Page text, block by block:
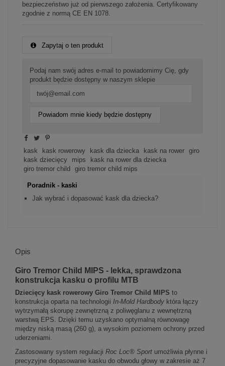
bezpieczeństwo już od pierwszego założenia. Certyfikowany
zgodnie z normą CE EN 1078.
Zapytaj o ten produkt
Podaj nam swój adres e-mail to powiadomimy Cię, gdy
produkt będzie dostępny w naszym sklepie
Powiadom mnie kiedy będzie dostępny
kask kask rowerowy kask dla dziecka kask na rower
giro
kask dziecięcy
mips
kask na rower dla dziecka
giro tremor child
giro tremor child mips
Poradnik - kaski
Jak wybrać i dopasować kask dla dziecka?
Opis
Giro Tremor Child MIPS - lekka, sprawdzona
konstrukcja kasku o profilu MTB
Dziecięcy kask rowerowy Giro Tremor Child MIPS to
konstrukcja oparta na technologii In-Mold Hardbody która łączy
wytrzymałą skorupę zewnętrzną z poliwęglanu z wewnętrzną
warstwą EPS. Dzięki temu uzyskano optymalną równowagę
między niską masą (260 g), a wysokim poziomem ochrony przed
uderzeniami.
Zastosowany system regulacji Roc Loc® Sport umożliwia płynne i
precyzyjne dopasowanie kasku do obwodu głowy w zakresie aż 7